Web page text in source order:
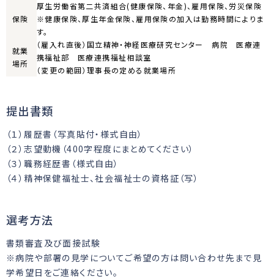
保険
厚生労働省第二共済組合(健康保険、年金)、雇用保険、労災保険
※健康保険、厚生年金保険、雇用保険の加入は勤務時間によりま
す。
就業
場所
（雇入れ直後）国立精神・神経医療研究センター 病院 医療連
携福祉部 医療連携福祉相談室
（変更の範囲）理事長の定める就業場所
提出書類
（１）履歴書（写真貼付・様式自由）
（２）志望動機（400字程度にまとめてください）
（３）職務経歴書（様式自由）
（４）精神保健福祉士、社会福祉士の資格証（写）
選考方法
書類審査及び面接試験
※病院や部署の見学についてご希望の方は問い合わせ先まで見
学希望日をご連絡ください。